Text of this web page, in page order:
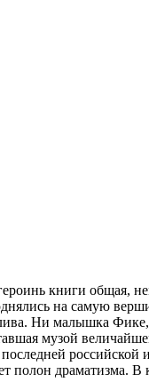
книги общая,
на самую
Ни малышка
музой
полон